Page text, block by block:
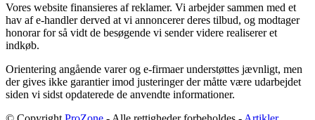
Vores website finansieres af reklamer. Vi arbejder sammen med et
hav af e-handler derved at vi annoncerer deres tilbud, og modtager
honorar for så vidt de besøgende vi sender videre realiserer et
indkøb.
Orientering angående varer og e-firmaer understøttes jævnligt, men
der gives ikke garantier imod justeringer der måtte være udarbejdet
siden vi sidst opdaterede de anvendte informationer.